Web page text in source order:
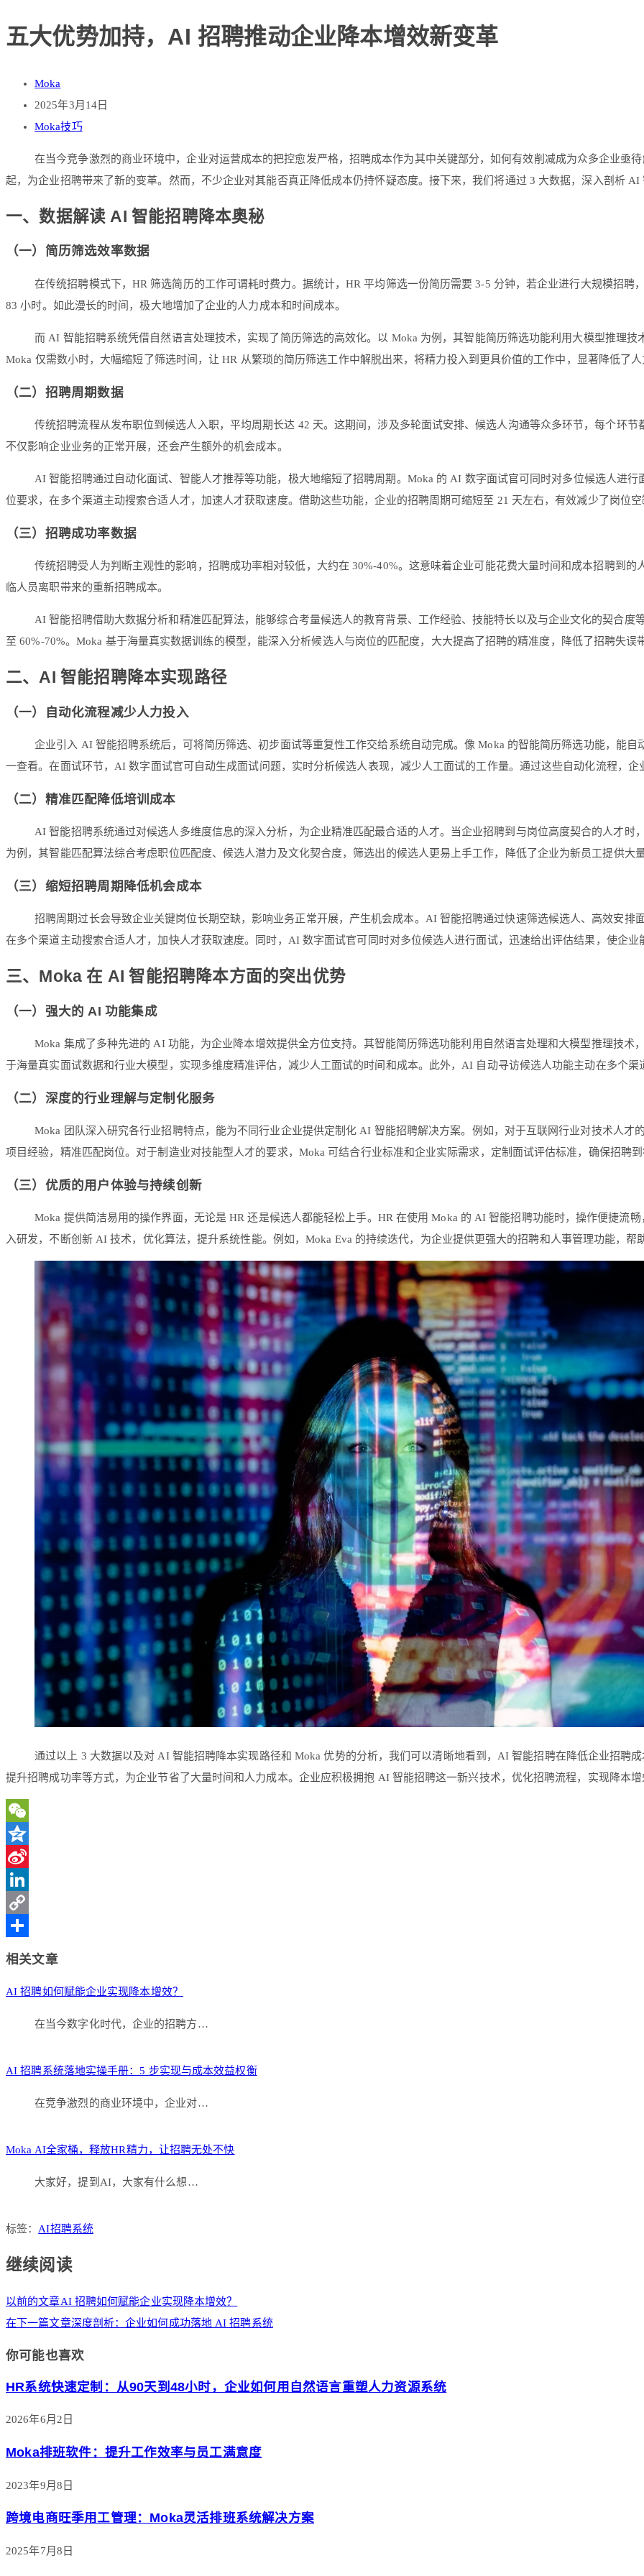
五大优势加持，AI 招聘推动企业降本增效新变革
Moka
2025年3月14日
Moka技巧
在当今竞争激烈的商业环境中，企业对运营成本的把控愈发严格，招聘成本作为其中关键部分，如何有效削减成为众多企业亟
起，为企业招聘带来了新的变革。然而，不少企业对其能否真正降低成本仍持怀疑态度。接下来，我们将通过 3 大数据，深入剖析
一、数据解读 AI 智能招聘降本奥秘
（一）简历筛选效率数据
在传统招聘模式下，HR 筛选简历的工作可谓耗时费力。据统计，HR 平均筛选一份简历需要 3-5 分钟，若企业进行大规模招聘
83 小时。如此漫长的时间，极大地增加了企业的人力成本和时间成本。
而 AI 智能招聘系统凭借自然语言处理技术，实现了简历筛选的高效化。以 Moka 为例，其智能简历筛选功能利用大模型推理
Moka 仅需数小时，大幅缩短了筛选时间，让 HR 从繁琐的简历筛选工作中解脱出来，将精力投入到更具价值的工作中，显著降低了
（二）招聘周期数据
传统招聘流程从发布职位到候选人入职，平均周期长达 42 天。这期间，涉及多轮面试安排、候选人沟通等众多环节，每个环
不仅影响企业业务的正常开展，还会产生额外的机会成本。
AI 智能招聘通过自动化面试、智能人才推荐等功能，极大地缩短了招聘周期。Moka 的 AI 数字面试官可同时对多位候选人进
位要求，在多个渠道主动搜索合适人才，加速人才获取速度。借助这些功能，企业的招聘周期可缩短至 21 天左右，有效减少了岗位
（三）招聘成功率数据
传统招聘受人为判断主观性的影响，招聘成功率相对较低，大约在 30%-40%。这意味着企业可能花费大量时间和成本招聘到
临人员离职带来的重新招聘成本。
AI 智能招聘借助大数据分析和精准匹配算法，能够综合考量候选人的教育背景、工作经验、技能特长以及与企业文化的契合
至 60%-70%。Moka 基于海量真实数据训练的模型，能深入分析候选人与岗位的匹配度，大大提高了招聘的精准度，降低了招聘失误
二、AI 智能招聘降本实现路径
（一）自动化流程减少人力投入
企业引入 AI 智能招聘系统后，可将简历筛选、初步面试等重复性工作交给系统自动完成。像 Moka 的智能简历筛选功能，能
一查看。在面试环节，AI 数字面试官可自动生成面试问题，实时分析候选人表现，减少人工面试的工作量。通过这些自动化流程，
（二）精准匹配降低培训成本
AI 智能招聘系统通过对候选人多维度信息的深入分析，为企业精准匹配最合适的人才。当企业招聘到与岗位高度契合的人才
为例，其智能匹配算法综合考虑职位匹配度、候选人潜力及文化契合度，筛选出的候选人更易上手工作，降低了企业为新员工提供大
（三）缩短招聘周期降低机会成本
招聘周期过长会导致企业关键岗位长期空缺，影响业务正常开展，产生机会成本。AI 智能招聘通过快速筛选候选人、高效安
在多个渠道主动搜索合适人才，加快人才获取速度。同时，AI 数字面试官可同时对多位候选人进行面试，迅速给出评估结果，使企
三、Moka 在 AI 智能招聘降本方面的突出优势
（一）强大的 AI 功能集成
Moka 集成了多种先进的 AI 功能，为企业降本增效提供全方位支持。其智能简历筛选功能利用自然语言处理和大模型推理技
于海量真实面试数据和行业大模型，实现多维度精准评估，减少人工面试的时间和成本。此外，AI 自动寻访候选人功能主动在多个
（二）深度的行业理解与定制化服务
Moka 团队深入研究各行业招聘特点，能为不同行业企业提供定制化 AI 智能招聘解决方案。例如，对于互联网行业对技术人才
项目经验，精准匹配岗位。对于制造业对技能型人才的要求，Moka 可结合行业标准和企业实际需求，定制面试评估标准，确保招聘
（三）优质的用户体验与持续创新
Moka 提供简洁易用的操作界面，无论是 HR 还是候选人都能轻松上手。HR 在使用 Moka 的 AI 智能招聘功能时，操作便捷流
入研发，不断创新 AI 技术，优化算法，提升系统性能。例如，Moka Eva 的持续迭代，为企业提供更强大的招聘和人事管理功能，
通过以上 3 大数据以及对 AI 智能招聘降本实现路径和 Moka 优势的分析，我们可以清晰地看到，AI 智能招聘在降低企业招聘
提升招聘成功率等方式，为企业节省了大量时间和人力成本。企业应积极拥抱 AI 智能招聘这一新兴技术，优化招聘流程，实现降本
WeChat
Qzone
Sina
Weibo
LinkedIn
Copy
相关文章
AI 招聘如何赋能企业实现降本增效？
在当今数字化时代，企业的招聘方…
AI 招聘系统落地实操手册：5 步实现与成本效益权衡
在竞争激烈的商业环境中，企业对…
Moka AI全家桶，释放HR精力，让招聘无处不快
大家好，提到AI，大家有什么想…
标签：AI招聘系统
继续阅读
以前的文章AI 招聘如何赋能企业实现降本增效？
在下一篇文章深度剖析：企业如何成功落地 AI 招聘系统
你可能也喜欢
HR系统快速定制：从90天到48小时，企业如何用自然语言重塑人力资源系统
2026年6月2日
Moka排班软件：提升工作效率与员工满意度
2023年9月8日
跨境电商旺季用工管理：Moka灵活排班系统解决方案
2025年7月8日